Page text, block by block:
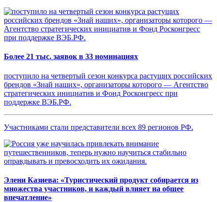
Более 21 тыс. заявок в 33 номинациях
поступило на четвертый сезон конкурса растущих российских
брендов «Знай наших», организаторы которого — Агентство
стратегических инициатив и Фонд Росконгресс при
поддержке ВЭБ.РФ.
Участниками стали представители всех 89 регионов РФ.
Элени Казиева: «Туристический продукт собирается из
множества участников, и каждый влияет на общее
впечатление»